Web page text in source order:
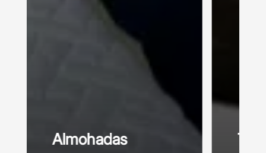
Almohadas